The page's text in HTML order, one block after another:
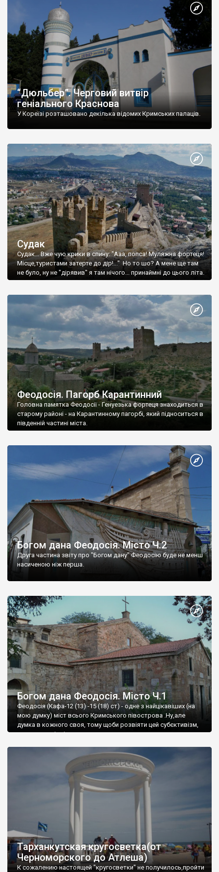
“Дюльбер”. Черговий витвір
геніального Краснова
У Кореїзі розташовано декілька відомих Кримських палаців.
Судак
Судак... Вже чую крики в спину: "Ааа, попса! Муляжна фортеця!
Місце,туристами затерте до дір!..." Но то шо? А мене ще там
не було, ну не "дірявив" я там нічого... принаймні до цього літа.
Феодосія. Пагорб Карантинний
Головна памятка Феодосії - Генуезька фортеця знаходиться в
старому районі - на Карантинному пагорбі, який підноситься в
південній частині міста.
Богом дана Феодосія. Місто Ч.2
Друга частина звіту про "Богом дану" Феодосію буде не менш
насиченою ніж перша.
Богом дана Феодосія. Місто Ч.1
Феодосія (Кафа-12 (13) -15 (18) ст) - одне з найцікавіших (на
мою думку) міст всього Кримського півострова .Ну,але
думка в кожного своя, тому щоби розвіяти цей субєктивізм,
запрошую відвідати це
Тарханкутская кругосветка(от
Черноморского до Атлеша)
К сожалению настоящей "кругосветки" не получилось,пройти